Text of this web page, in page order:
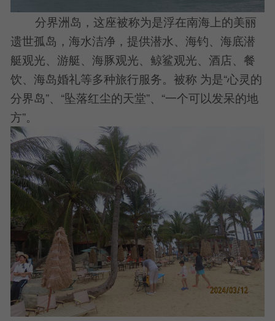
分界洲岛，这座被称为是浮在南海上的美丽
遗世孤岛，海水洁净，提供潜水、海钓、海底潜
艇观光、游艇、海豚观光、鲸鲨观光、酒店、餐
饮、海岛婚礼等多种旅行服务。被称 为是“心灵的
分界岛”、“坠落红尘的天堂”、“一个可以发呆的地
方”。